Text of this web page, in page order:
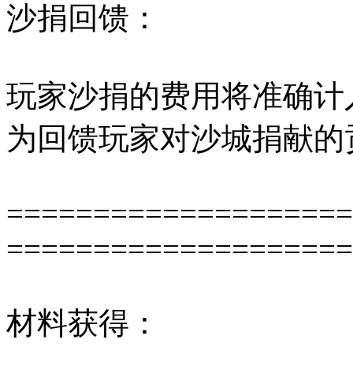
沙捐回馈：
玩家沙捐的费用将准确
为回馈玩家对沙城捐献
材料获得：